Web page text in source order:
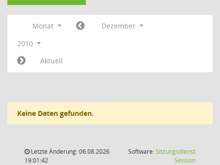
Monat
Dezember
2010
Aktuell
Keine Daten gefunden.
Letzte Änderung: 06.08.2026
19:01:42
Software:Sitzungsdienst
Session(Wird in